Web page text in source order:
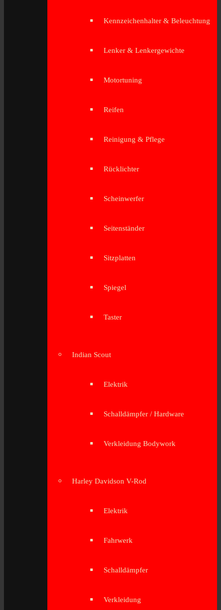
Kennzeichenhalter & Beleuchtung
Lenker & Lenkergewichte
Motortuning
Reifen
Reinigung & Pflege
Rücklichter
Scheinwerfer
Seitenständer
Sitzplatten
Spiegel
Taster
Indian Scout
Elektrik
Schalldämpfer / Hardware
Verkleidung Bodywork
Harley Davidson V-Rod
Elektrik
Fahrwerk
Schalldämpfer
Verkleidung